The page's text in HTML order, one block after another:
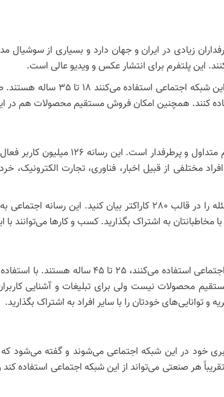
زیادی در ایران و جهان دارد و بسیاری از سوشیال
این پلتفرم برای انتشار عکس و ویدیو عالی است.
اینستاگرام بیش از یک میلیارد کاربر
کنند. همچنین امکان فروش مستقیم محصولات هم در
18 تا بیش از 45 ساله هستند. صنایع و افراد مختلفی از قبیل اخبار،
توییتر این امکان و اختیار را به شما می‌دهد که نظرات خودتان پیرامون یک
با مخاطبانتان به اشتراک بگذارید. کسب و کارها می‌توانند
لینکدین 675 میلیون کاربر فعال ماهانه دارد. گروه سنی
محصولات نیست ولی برای تبلیغات و آشنایی
خودتان را با سایر افراد به اشتراک بگذارید.
هر صنعتی می‌تواند از این شبکه اجتماعی استفاده